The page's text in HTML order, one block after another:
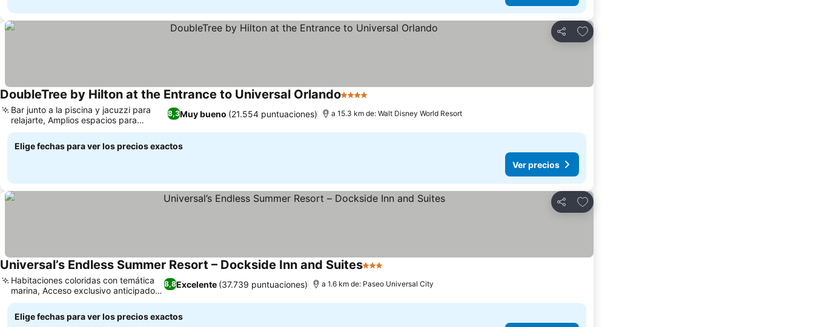
Compartir
Agregar a favoritos
DoubleTree by Hilton at the Entrance to Universal Orlando4 Estrellas
8,3Muy bueno (21.554 puntuaciones)
Bar junto a la piscina y jacuzzi para
relajarte, Amplios espacios para
reuniones y eventos
a 15.3 km de: Walt Disney World Resort
Elige fechas para ver los precios exactos
Ver precios
Compartir
Agregar a favoritos
Universal’s Endless Summer Resort – Dockside Inn and Suites3 Estrellas
8,8Excelente (37.739 puntuaciones)
Habitaciones coloridas con temática
marina, Acceso exclusivo anticipado al
parque
a 1.6 km de: Paseo Universal City
Elige fechas para ver los precios exactos